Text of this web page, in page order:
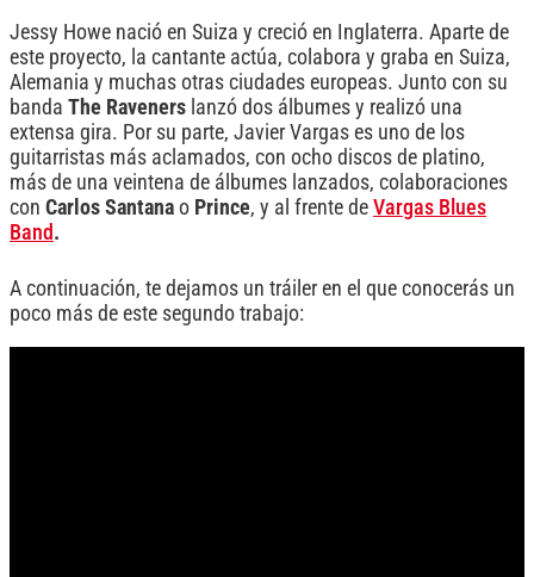
Jessy Howe nació en Suiza y creció en Inglaterra. Aparte de
este proyecto, la cantante actúa, colabora y graba en Suiza,
Alemania y muchas otras ciudades europeas. Junto con su
banda The Raveners lanzó dos álbumes y realizó una
extensa gira. Por su parte, Javier Vargas es uno de los
guitarristas más aclamados, con ocho discos de platino,
más de una veintena de álbumes lanzados, colaboraciones
con Carlos Santana o Prince, y al frente de Vargas Blues
Band .
A continuación, te dejamos un tráiler en el que conocerás un
poco más de este segundo trabajo: